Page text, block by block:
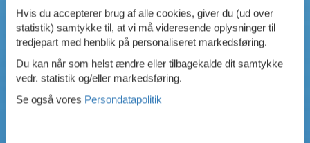
Internet
Parabol/kabel TV
Brændeovn
Opvaskemaskine
Vaskemaskine
Tørretumbler
Ikkeryger
Aktivitetsrum
Hvis du accepterer brug af alle cookies, giver du (ud over
statistik) samtykke til, at vi må videresende oplysninger til
tredjepart med henblik på personaliseret markedsføring.
Du kan når som helst ændre eller tilbagekalde dit samtykke
vedr. statistik og/eller markedsføring.
Se også vores Persondatapolitik